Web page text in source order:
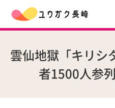
雲仙地獄「キリシ
者1500人参